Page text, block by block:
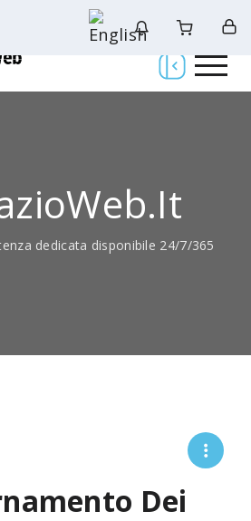
dedicata disponibile 24/7/365
Dei